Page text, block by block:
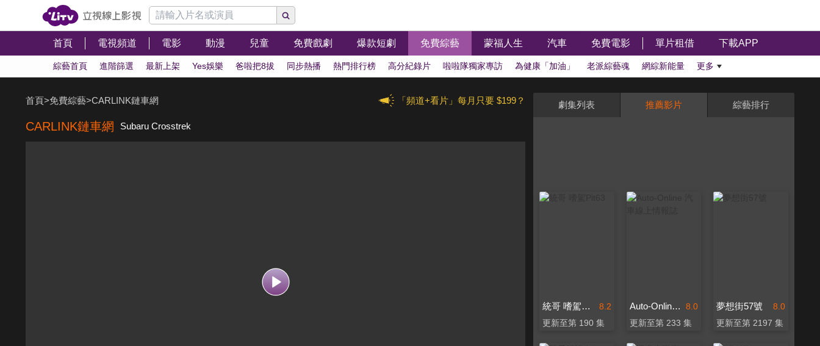
首頁 電視頻道 電影 動漫 兒童 免費戲劇 爆款短劇 免費綜藝 蒙福人生 汽車 免費電影 單片租借 下載APP
綜藝首頁 進階篩選 最新上架 Yes娛樂 爸啦把8拔 同步熱播 熱門排行榜 高分紀錄片 啦啦隊獨家專訪 為健康「加油」 老派綜藝魂 網綜新能量 更多
「頻道+看片」每月只要 $199？
首頁>免費綜藝>CARLINK鏈車網
CARLINK鏈車網 Subaru Crosstrek
劇集列表 推薦影片 綜藝排行
8.2
統哥 嗜駕Pit63
更新至第 190 集
8.0
Auto-Online 汽車線上情報誌
更新至第 233 集
8.0
夢想街57號
更新至第 2197 集